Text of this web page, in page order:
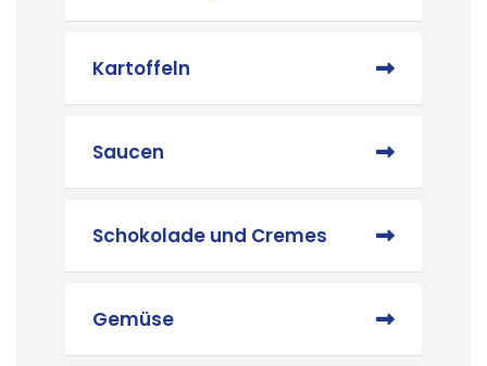
Kartoffeln
Saucen
Schokolade und Cremes
Gemüse